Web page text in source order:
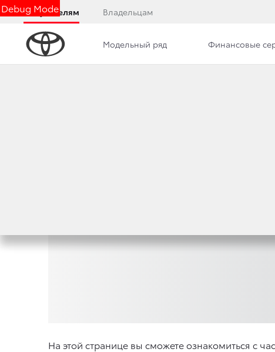
Debug Mode
Покупателям Владельцам
Модельный ряд Финансовые
На этой странице вы сможете ознакомиться с